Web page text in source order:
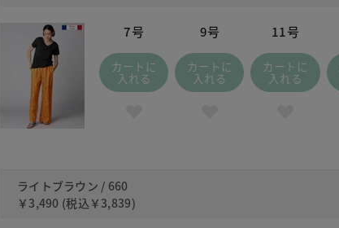
7号
カートに
入れる
9号
カートに
入れる
11号
カートに
入れる
ライトブラウン / 660
￥3,490 (税込 ￥3,839)